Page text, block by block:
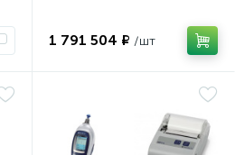
1 791 504 ₽